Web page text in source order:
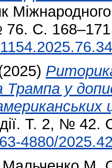
76. С.
у
Т. 2, №
4880/